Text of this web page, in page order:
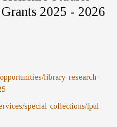
2025 - 2026
library-research-
special-collections/fpul-